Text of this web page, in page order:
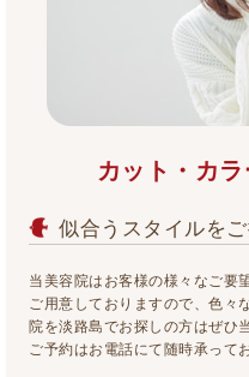
カット・カ
似合うスタイルを
当美容院はお客様の様々なご要
ご用意しておりますので、色々
院を淡路島でお探しの方はぜひ
ご予約はお電話にて随時承って